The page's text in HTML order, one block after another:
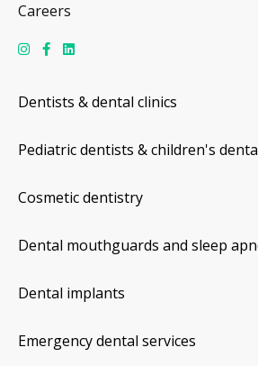
Careers
Dentists & dental clinics
Pediatric dentists & children's
Cosmetic dentistry
Dental mouthguards and sleep
Dental implants
Emergency dental services